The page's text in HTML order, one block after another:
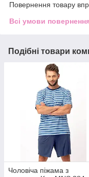
Повернення товару
Всі умови повернення
Подібні товари
Чоловіча піжама з